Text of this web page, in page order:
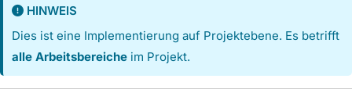
HINWEIS
Dies ist eine Implementierung auf Projektebene. Es betrifft
alle Arbeitsbereiche im Projekt.